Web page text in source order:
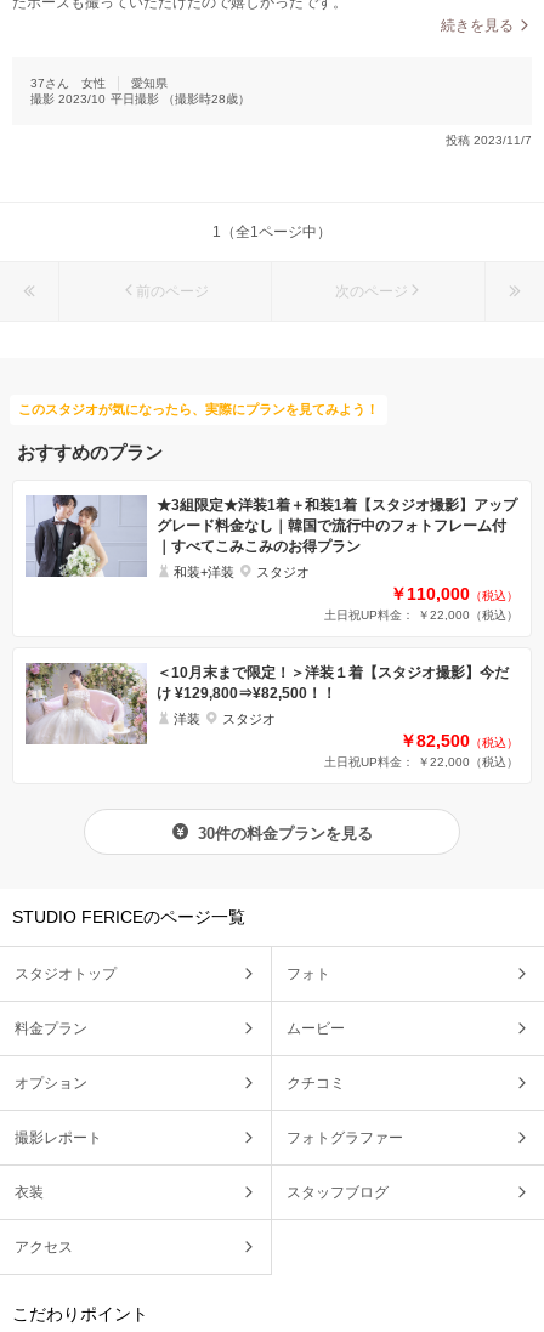
続きを見る
37さん 女性
愛知県
撮影 2023/10 平日撮影 （撮影時28歳）
投稿 2023/11/7
1（全1ページ中）
前のページ 次のページ
このスタジオが気になったら、実際にプランを見てみよう！
おすすめのプラン
★3組限定★洋装1着＋和装1着【スタジオ撮影】アップ
グレード料金なし｜韓国で流行中のフォトフレーム付
｜すべてこみこみのお得プラン
和装+洋装 スタジオ
￥110,000 （税込）
土日祝UP料金： ￥22,000 （税込）
＜10月末まで限定！＞洋装１着【スタジオ撮影】今だ
け ¥129,800⇒¥82,500！！
洋装 スタジオ
￥82,500 （税込）
土日祝UP料金： ￥22,000 （税込）
30件の料金プランを見る
STUDIO FERICEのページ一覧
スタジオトップ フォト
料金プラン ムービー
オプション クチコミ
撮影レポート フォトグラファー
衣装 スタッフブログ
アクセス
こだわりポイント